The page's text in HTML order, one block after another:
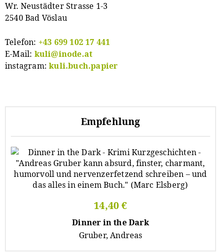
Wr. Neustädter Strasse 1-3
2540 Bad Vöslau
Telefon: +43 699 102 17 441
E-Mail: kuli@inode.at
instagram:kuli.buch.papier
Empfehlung
14,40 €
Dinner in the Dark
Gruber, Andreas